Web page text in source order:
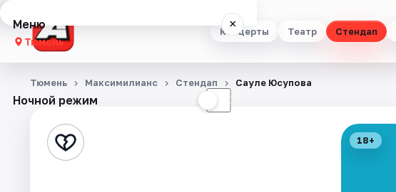
Концерты Театр Стендап
Меню ×
Тюмень
Концерты
Стендап
Ночной режим ☾
Тюмень Максимилианс Стендап Сауле Юсупова
18+